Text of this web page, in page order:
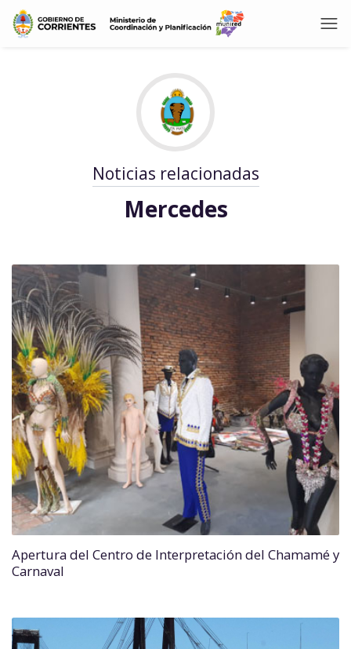
Noticias relacionadas
Mercedes
Apertura del Centro de Interpretación del Chamamé y
Carnaval